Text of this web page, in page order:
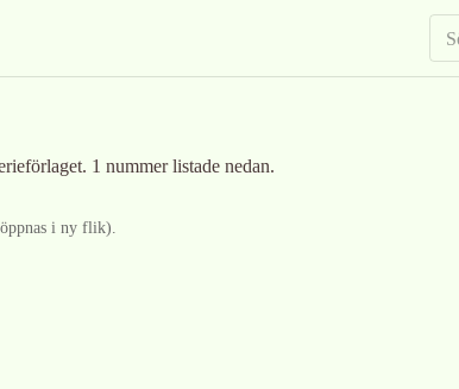
. 1 nummer listade nedan.
i ny flik).